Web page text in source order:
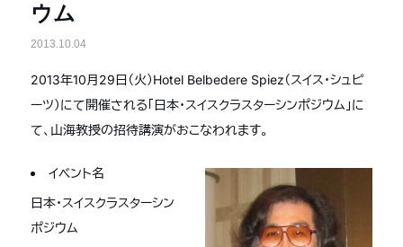
ウム
2013.10.04
2013年10月29日（火）Hotel Belbedere Spiez（スイス・シュピ
ーツ）にて開催される「日本・スイスクラスターシンポジウム」に
て、山海教授の招待講演がおこなわれます。
イベント名
日本・スイスクラスターシン
ポジウム